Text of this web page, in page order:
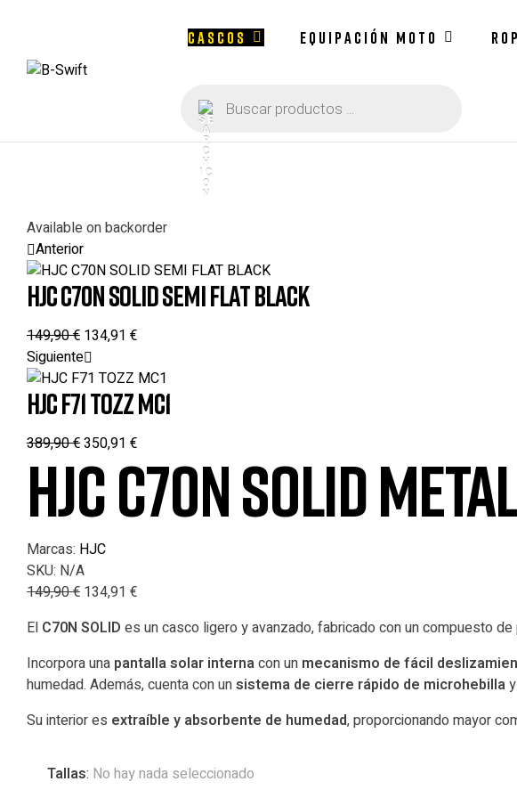
Swift
CASCOS EQUIPACIÓN MOTO
productos
Available on backorder
Anterior
HJC C70N SOLID SEMI FLAT BLACK
149,90€ 134,91 €
Siguiente
HJC F71 TOZZ MC1
389,90€350,91 €
HJC C70N SOLID
Marcas: HJC
SKU: N/A
149,90€ 134,91 €
El C70N SOLID es un casco ligero y avanzado, fabricado con un compuesto
Incorpora una pantalla solar internacon un mecanismo de fácil
humedad. Además, cuenta con unsistema de cierre rápido de microhebilla
Su interior es extraíble y absorbente de humedad, proporcionando mayor
Tallas: No hay nada seleccionado